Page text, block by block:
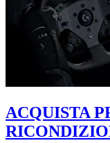
ACQUISTA